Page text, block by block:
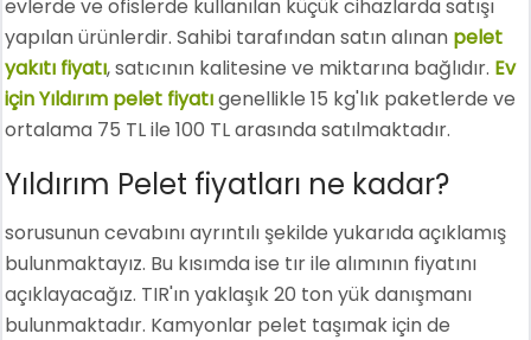
evlerde ve ofislerde kullanılan küçük cihazlarda satışı
yapılan ürünlerdir. Sahibi tarafından satın alınan pelet
yakıtı fiyatı, satıcının kalitesine ve miktarına bağlıdır. Ev
için Yıldırım pelet fiyatıgenellikle 15 kg'lık paketlerde ve
ortalama 75 TL ile 100 TL arasında satılmaktadır.
Yıldırım Pelet fiyatları ne kadar?
sorusunun cevabını ayrıntılı şekilde yukarıda açıklamış
bulunmaktayız. Bu kısımda ise tır ile alımının fiyatını
açıklayacağız. TIR'ın yaklaşık 20 ton yük danışmanı
bulunmaktadır. Kamyonlar pelet taşımak için de